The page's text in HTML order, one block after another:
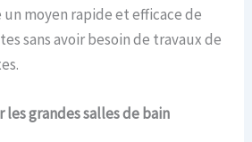
un moyen rapide et efficace de
sans avoir besoin de travaux de
grandes salles de bain